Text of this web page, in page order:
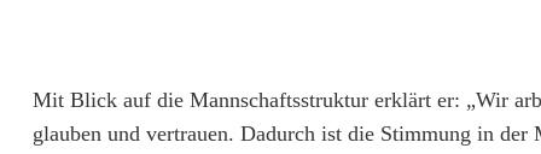
r
e
Mit Blick auf die Mannschaftsstruktur erklärt er: „Wir
glauben und vertrauen. Dadurch ist die Stimmung in